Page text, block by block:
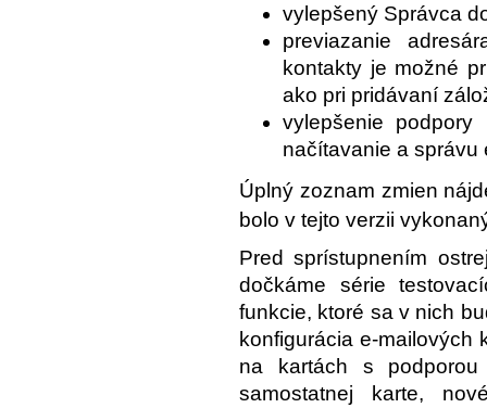
vylepšený Správca
previazanie
kontakty je možné
ako pri pridávaní
vylepšenie podpory
načítavanie a správu
Úplný zoznam zmien
bolo v tejto verzii
Pred sprístupnením
dočkáme série
funkcie, ktoré sa v nich
konfigurácia e-mailových
na kartách s
samostatnej karte,